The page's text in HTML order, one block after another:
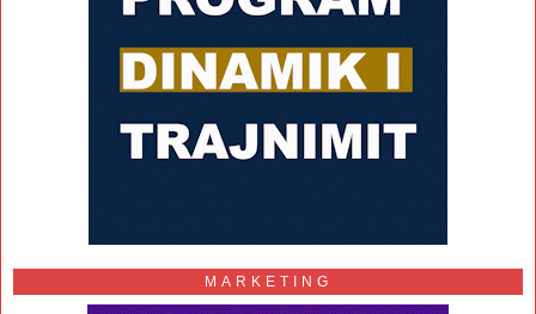
MARKETING